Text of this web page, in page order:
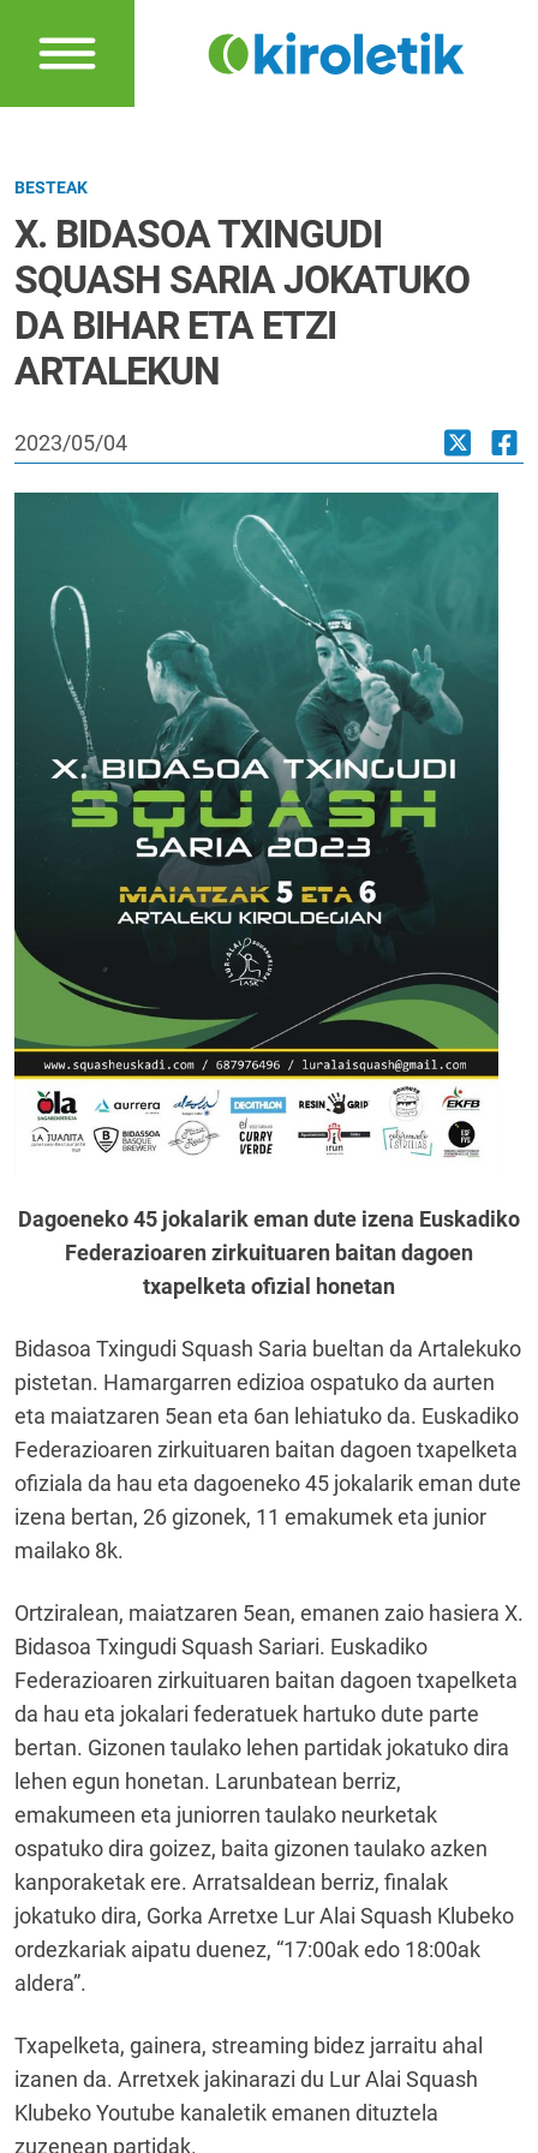
BESTEAK
X. BIDASOA TXINGUDI
SQUASH SARIA JOKATUKO
DA BIHAR ETA ETZI
ARTALEKUN
2023/05/04
Dagoeneko 45 jokalarik eman dute izena Euskadiko
Federazioaren zirkuituaren baitan dagoen
txapelketa ofizial honetan
Bidasoa Txingudi Squash Saria bueltan da Artalekuko
pistetan. Hamargarren edizioa ospatuko da aurten
eta maiatzaren 5ean eta 6an lehiatuko da. Euskadiko
Federazioaren zirkuituaren baitan dagoen txapelketa
ofiziala da hau eta dagoeneko 45 jokalarik eman dute
izena bertan, 26 gizonek, 11 emakumek eta junior
mailako 8k.
Ortziralean, maiatzaren 5ean, emanen zaio hasiera X.
Bidasoa Txingudi Squash Sariari. Euskadiko
Federazioaren zirkuituaren baitan dagoen txapelketa
da hau eta jokalari federatuek hartuko dute parte
bertan. Gizonen taulako lehen partidak jokatuko dira
lehen egun honetan. Larunbatean berriz,
emakumeen eta juniorren taulako neurketak
ospatuko dira goizez, baita gizonen taulako azken
kanporaketak ere. Arratsaldean berriz, finalak
jokatuko dira, Gorka Arretxe Lur Alai Squash Klubeko
ordezkariak aipatu duenez, “17:00ak edo 18:00ak
aldera”.
Txapelketa, gainera, streaming bidez jarraitu ahal
izanen da. Arretxek jakinarazi du Lur Alai Squash
Klubeko Youtube kanaletik emanen dituztela
zuzenean partidak.